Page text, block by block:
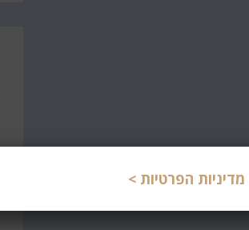
מדיניות הפרטיות >